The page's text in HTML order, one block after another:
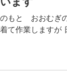
もと おおむぎ
て作業しますが